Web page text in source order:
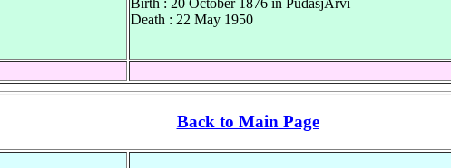
Birth : 20 October 1876 in PudasjÃrvi
Death : 22 May 1950
Back to Main Page